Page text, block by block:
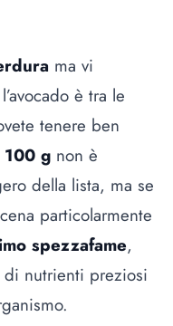
ma vi
avocado è tra le
tenere ben
g non è
della lista, ma se
particolarmente
spezzafame,
nutrienti preziosi